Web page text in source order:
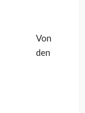
Von
den